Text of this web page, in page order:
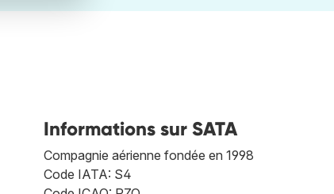
Informations sur SATA
Compagnie aérienne fondée en 1998
Code IATA: S4